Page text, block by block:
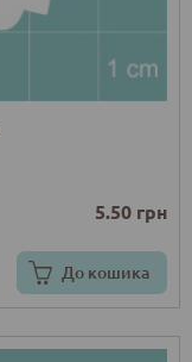
5.50 грн
До кошика